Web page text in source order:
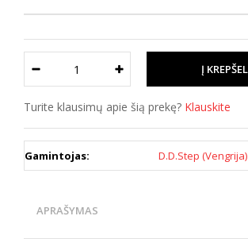
Turite klausimų apie šią prekę? Klauskite
Gamintojas: D.D.Step (Vengrija)
APRAŠYMAS